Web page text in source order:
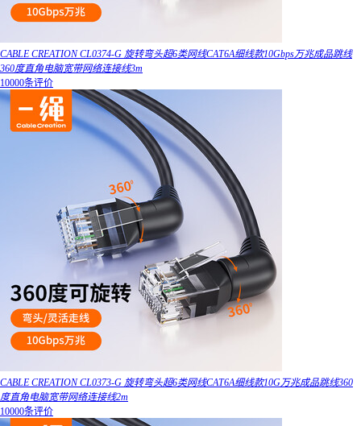
CABLE CREATION CL0374-G 旋转弯头超6类网线CAT6A细线款10Gbps万兆成品跳线
360度直角电脑宽带网络连接线3m
10000条评价
CABLE CREATION CL0373-G 旋转弯头超6类网线CAT6A细线款10G万兆成品跳线360
度直角电脑宽带网络连接线2m
10000条评价